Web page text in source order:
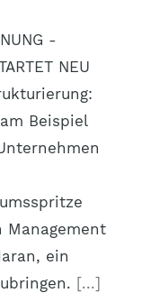
-
NEU
Beispiel
Management
ein
[...]